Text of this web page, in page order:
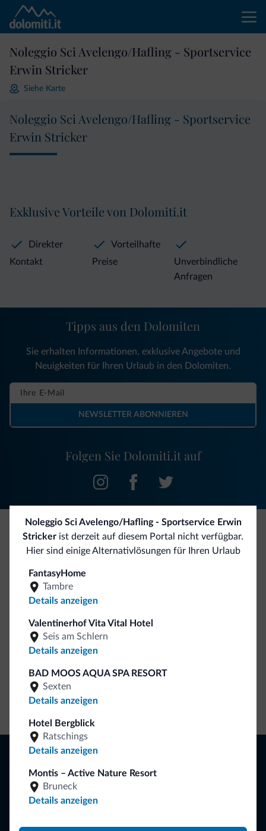
Noleggio Sci Avelengo/Hafling - Sportservice
Erwin Stricker
Siehe Karte
Noleggio Sci Avelengo/Hafling - Sportservice
Erwin Stricker
Noleggio Sci Avelengo/Hafling - Sportservice Erwin
Stricker ist derzeit auf diesem Portal nicht verfügbar.
Hier sind einige Alternativlösungen für Ihren Urlaub
FantasyHome
Tambre
Details anzeigen
Valentinerhof Vita Vital Hotel
Seis am Schlern
Details anzeigen
BAD MOOS AQUA SPA RESORT
Sexten
Details anzeigen
Hotel Bergblick
Ratschings
Details anzeigen
Montis – Active Nature Resort
Bruneck
Details anzeigen
Exklusive Vorteile von Dolomiti.it
Direkter
Kontakt
Vorteilhafte
Preise
Unverbindliche
Anfragen
Folgen Sie Dolomiti.it auf
Tipps aus den Dolomiten
Sie erhalten Informationen, exklusive Angebote und
Neuigkeiten für Ihren Urlaub in den Dolomiten.
NEWSLETTER ABONNIEREN
Seien Sie originell, entdecken Sie die neue
So viele von Ihnen haben uns gefragt. Die neue Kollektion
von Dolomiti.it ist da!
Hotels und mehr